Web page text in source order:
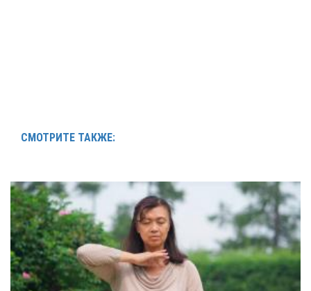
СМОТРИТЕ ТАКЖЕ: